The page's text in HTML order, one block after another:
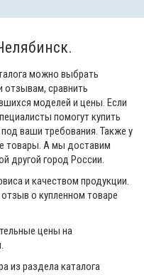
можно выбрать
отзывам, сравнить
моделей и цены. Если
помогут купить
ваши требования. Также у
товары. А мы доставим
другой город России.
и качеством продукции.
о купленном товаре
цены на
из раздела каталога